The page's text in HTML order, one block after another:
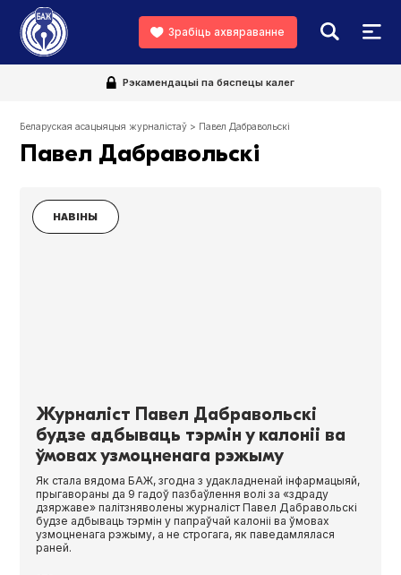
Зрабіць ахвяраванне
Рэкамендацыі па бяспецы калег
Беларуская асацыяцыя журналістаў > Павел Дабравольскі
Павел Дабравольскі
НАВІНЫ
Журналіст Павел Дабравольскі
будзе адбываць тэрмін у калоніі ва
ўмовах узмоцненага рэжыму
Як стала вядома БАЖ, згодна з удакладненай інфармацыяй,
прыгавораны да 9 гадоў пазбаўлення волі за «здраду
дзяржаве» палітзняволены журналіст Павел Дабравольскі
будзе адбываць тэрмін у папраўчай калоніі ва ўмовах
узмоцненага рэжыму, а не строгага, як паведамлялася
раней.